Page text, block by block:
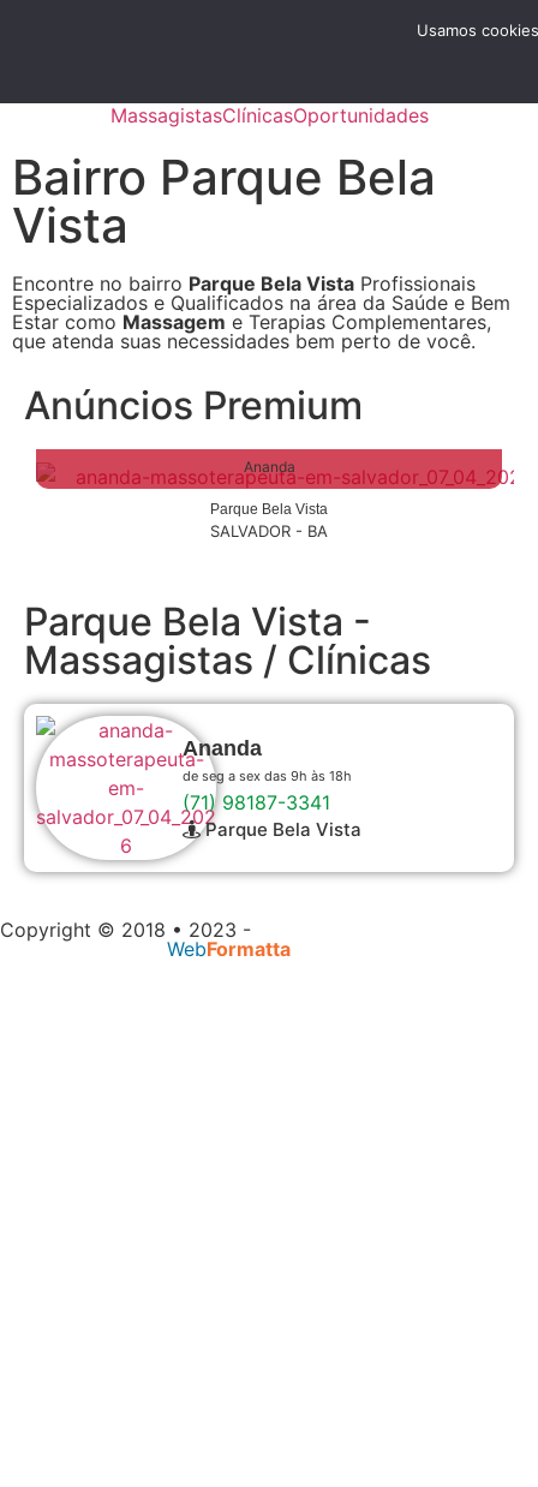
MassagistasClínicasOportunidades
Bairro Parque Bela
Vista
Encontre no bairro Parque Bela Vista Profissionais
Especializados e Qualificados na área da Saúde e Bem
Estar como Massagem e Terapias Complementares,
que atenda suas necessidades bem perto de você.
Anúncios Premium
Ananda
Parque Bela Vista
SALVADOR - BA
Parque Bela Vista -
Massagistas / Clínicas
Ananda
de seg a sex das 9h às 18h
(71) 98187-3341
Parque Bela Vista
Copyright © 2018 • 2023 -
Desenvolvido por
WebFormatta
Usamos